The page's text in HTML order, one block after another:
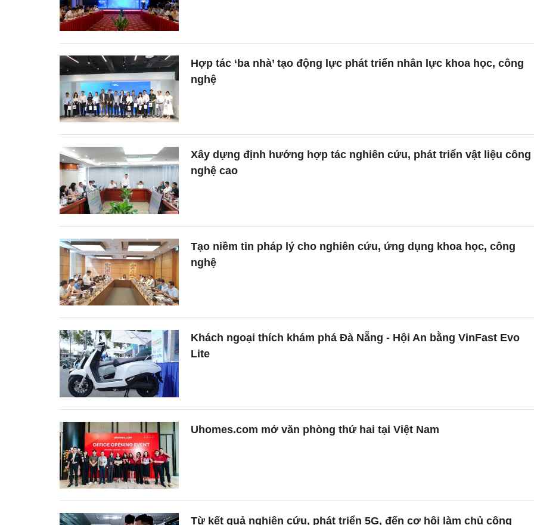
Hợp tác ‘ba nhà’ tạo động lực phát triển nhân lực khoa học, công
nghệ
Xây dựng định hướng hợp tác nghiên cứu, phát triển vật liệu công
nghệ cao
Tạo niềm tin pháp lý cho nghiên cứu, ứng dụng khoa học, công
nghệ
Khách ngoại thích khám phá Đà Nẵng - Hội An bằng VinFast Evo
Lite
Uhomes.com mở văn phòng thứ hai tại Việt Nam
Từ kết quả nghiên cứu, phát triển 5G, đến cơ hội làm chủ công